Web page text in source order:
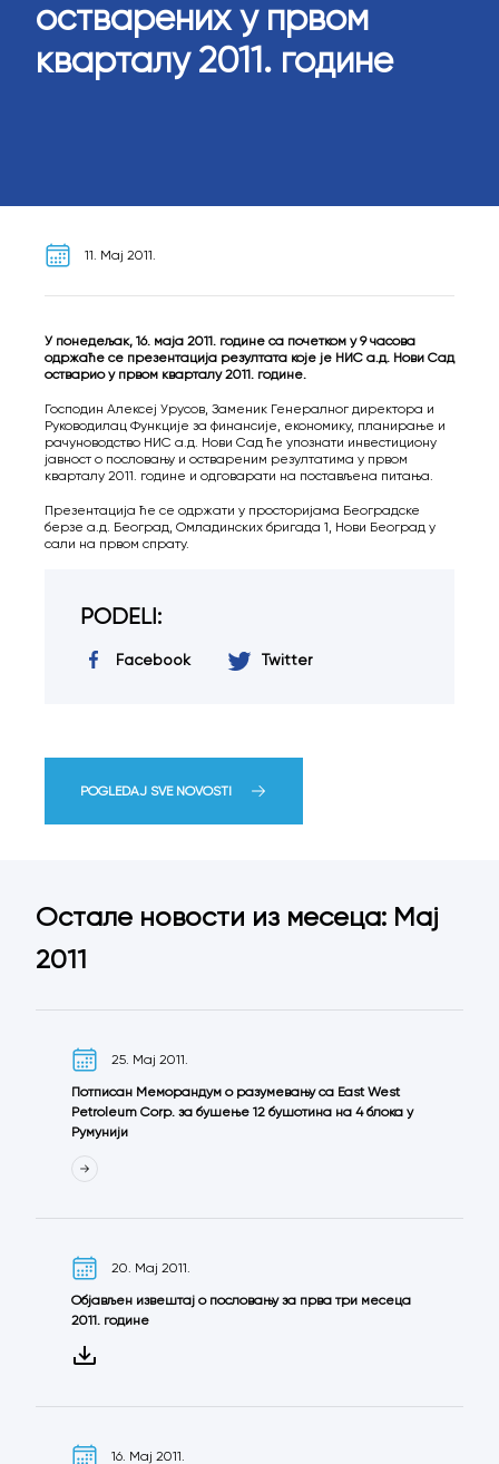
остварених у првом
кварталу 2011. године
11. Мај 2011.
У понедељак, 16. маја 2011. године са почетком у 9 часова
одржаће се презентација резултата које је НИС а.д. Нови Сад
остварио у првом кварталу 2011. године.
Господин Алексеј Урусов, Заменик Генералног директора и
Руководилац Функције за финансије, економику, планирање и
рачуноводство НИС а.д. Нови Сад ће упознати инвестициону
јавност о пословању и оствареним резултатима у првом
кварталу 2011. године и одговарати на постављена питања.
Презентација ће се одржати у просторијама Београдске
берзе а.д. Београд, Омладинских бригада 1, Нови Београд у
сали на првом спрату.
PODELI:
Facebook Twitter
POGLEDAJ SVE NOVOSTI
Остале новости из месеца: Мај
2011
25. Мај 2011.
Потписан Меморандум о разумевању са East West
Petroleum Corp. за бушење 12 бушотина на 4 блока у
Румунији
20. Мај 2011.
Објављен извештај о пословању за прва три месеца
2011. године
16. Мај 2011.